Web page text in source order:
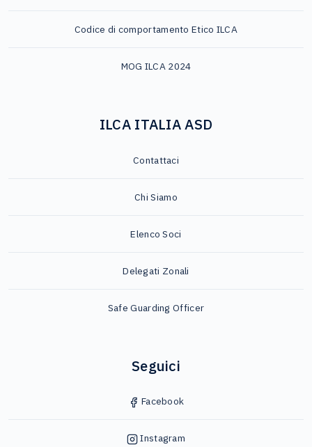
Codice di comportamento Etico ILCA
MOG ILCA 2024
ILCA ITALIA ASD
Contattaci
Chi Siamo
Elenco Soci
Delegati Zonali
Safe Guarding Officer
Seguici
Facebook
Instagram